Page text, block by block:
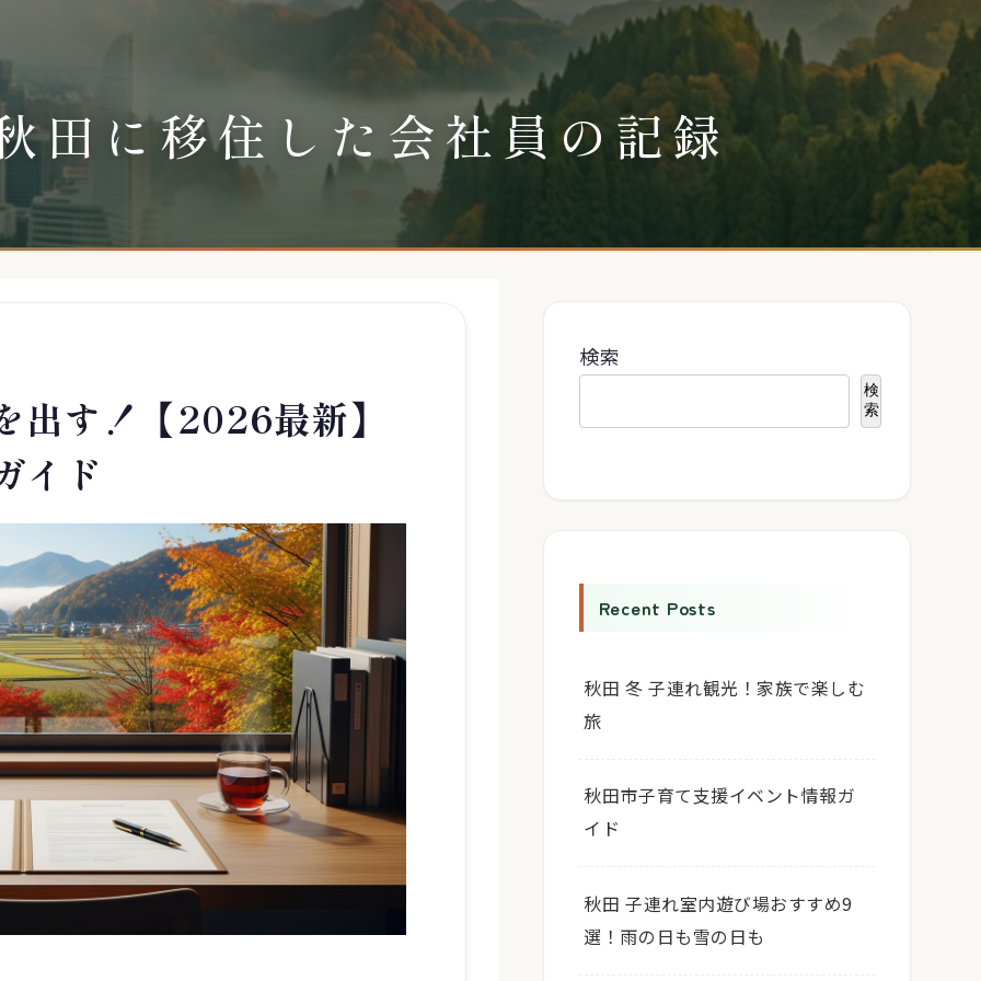
田に移住した会社員の記録
出す！【2026最新】
イド
検索
検
索
Recent Posts
秋田 冬 子連れ観光！家族で楽しむ
旅
秋田市子育て支援イベント情報ガ
イド
秋田 子連れ室内遊び場おすすめ9
選！雨の日も雪の日も